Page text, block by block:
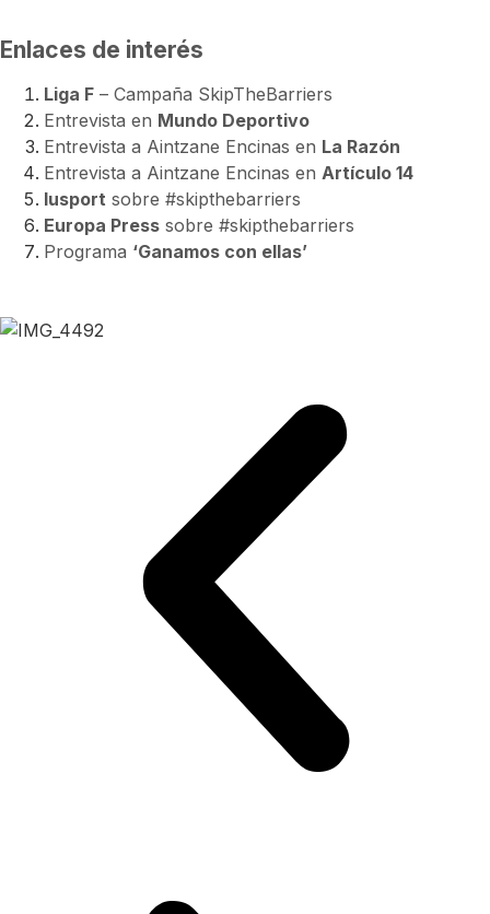
Enlaces de interés
Liga F – Campaña SkipTheBarriers
Entrevista en Mundo Deportivo
Entrevista a Aintzane Encinas en La Razón
Entrevista a Aintzane Encinas en Artículo 14
Iusport sobre #skipthebarriers
Europa Press sobre #skipthebarriers
Programa ‘Ganamos con ellas’